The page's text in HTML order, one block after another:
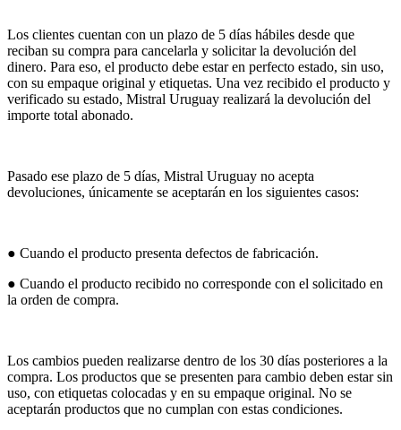
Los clientes cuentan con un plazo de 5 días hábiles desde que
reciban su compra para cancelarla y solicitar la devolución del
dinero. Para eso, el producto debe estar en perfecto estado, sin uso,
con su empaque original y etiquetas. Una vez recibido el producto y
verificado su estado, Mistral Uruguay realizará la devolución del
importe total abonado.
Pasado ese plazo de 5 días, Mistral Uruguay no acepta
devoluciones, únicamente se aceptarán en los siguientes casos:
● Cuando el producto presenta defectos de fabricación.
● Cuando el producto recibido no corresponde con el solicitado en
la orden de compra.
Los cambios pueden realizarse dentro de los 30 días posteriores a la
compra. Los productos que se presenten para cambio deben estar sin
uso, con etiquetas colocadas y en su empaque original. No se
aceptarán productos que no cumplan con estas condiciones.